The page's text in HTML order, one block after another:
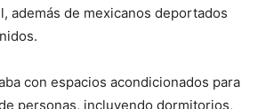
además de mexicanos deportados
con espacios acondicionados para
personas, incluyendo dormitorios,